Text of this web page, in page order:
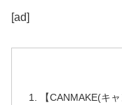
[ad]
【CANMAKE(キ